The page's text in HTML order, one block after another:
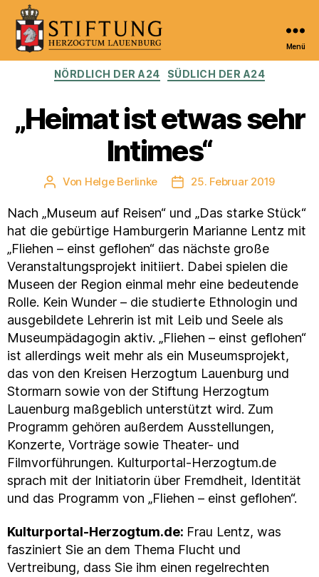
Kulturportal
Herzogtum
Lauenburg
Menü
Kategorien
NÖRDLICH DER A24 SÜDLICH DER A24
„Heimat ist etwas sehr
Intimes“
Beitragsautor
Von Helge Berlinke Veröffentlichungsdatum
25. Februar 2019
Nach „Museum auf Reisen“ und „Das starke Stück“
hat die gebürtige Hamburgerin Marianne Lentz mit
„Fliehen – einst geflohen“ das nächste große
Veranstaltungsprojekt initiiert. Dabei spielen die
Museen der Region einmal mehr eine bedeutende
Rolle. Kein Wunder – die studierte Ethnologin und
ausgebildete Lehrerin ist mit Leib und Seele als
Museumpädagogin aktiv. „Fliehen – einst geflohen“
ist allerdings weit mehr als ein Museumsprojekt,
das von den Kreisen Herzogtum Lauenburg und
Stormarn sowie von der Stiftung Herzogtum
Lauenburg maßgeblich unterstützt wird. Zum
Programm gehören außerdem Ausstellungen,
Konzerte, Vorträge sowie Theater- und
Filmvorführungen. Kulturportal-Herzogtum.de
sprach mit der Initiatorin über Fremdheit, Identität
und das Programm von „Fliehen – einst geflohen“.
Kulturportal-Herzogtum.de: Frau Lentz, was
fasziniert Sie an dem Thema Flucht und
Vertreibung, dass Sie ihm einen regelrechten